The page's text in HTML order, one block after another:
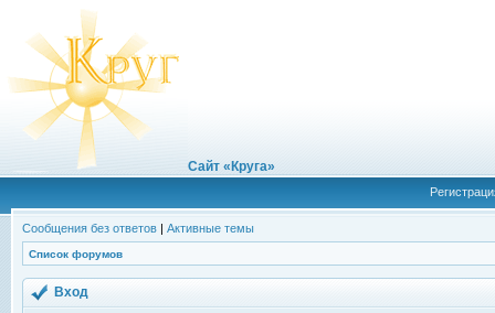
Сайт «Круга»
Сообщения без ответов | Активные темы
Список форумов
Вход